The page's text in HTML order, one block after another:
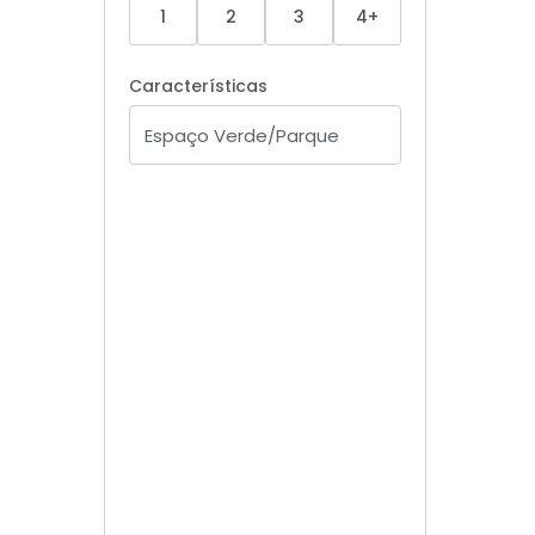
1
2 3 4+
Características